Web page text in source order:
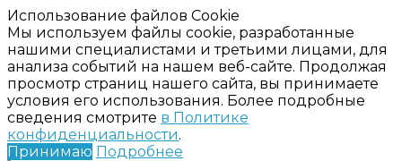
Использование файлов Cookie
Мы используем файлы cookie, разработанные
нашими специалистами и третьими лицами, для
анализа событий на нашем веб-сайте. Продолжая
просмотр страниц нашего сайта, вы принимаете
условия его использования. Более подробные
сведения смотрите в Политике
конфиденциальности.
Принимаю Подробнее